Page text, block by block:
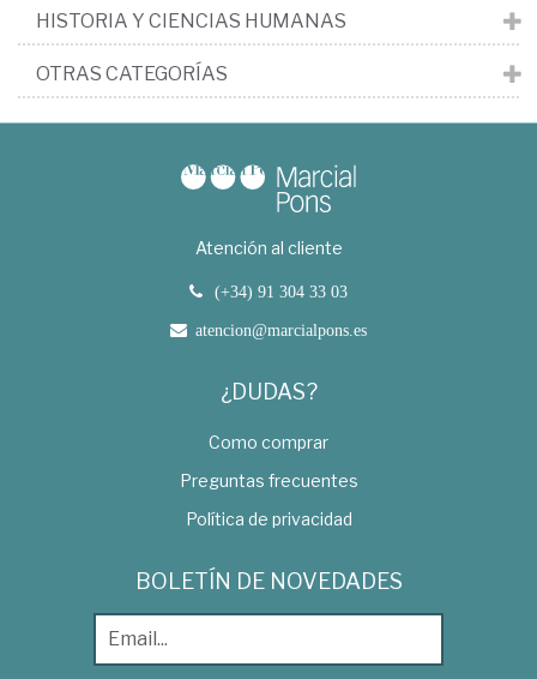
HISTORIA Y CIENCIAS HUMANAS
OTRAS CATEGORÍAS
Atención al cliente
(+34) 91 304 33 03
atencion@marcialpons.es
¿DUDAS?
Como comprar
Preguntas frecuentes
Política de privacidad
BOLETÍN DE NOVEDADES